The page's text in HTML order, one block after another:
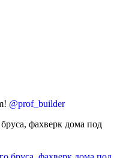
@prof_builder
фахверк дома под